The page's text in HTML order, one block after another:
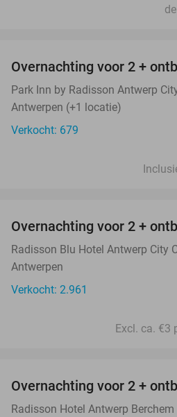
Overnachting voor 2 +
Park Inn by Radisson Antwerp
Antwerpen (+1 locatie)
Verkocht: 679
Overnachting voor 2 +
Radisson Blu Hotel Antwerp City
Antwerpen
Verkocht: 2.961
Excl. ca. €3
Overnachting voor 2 +
Radisson Hotel Antwerp Berchem